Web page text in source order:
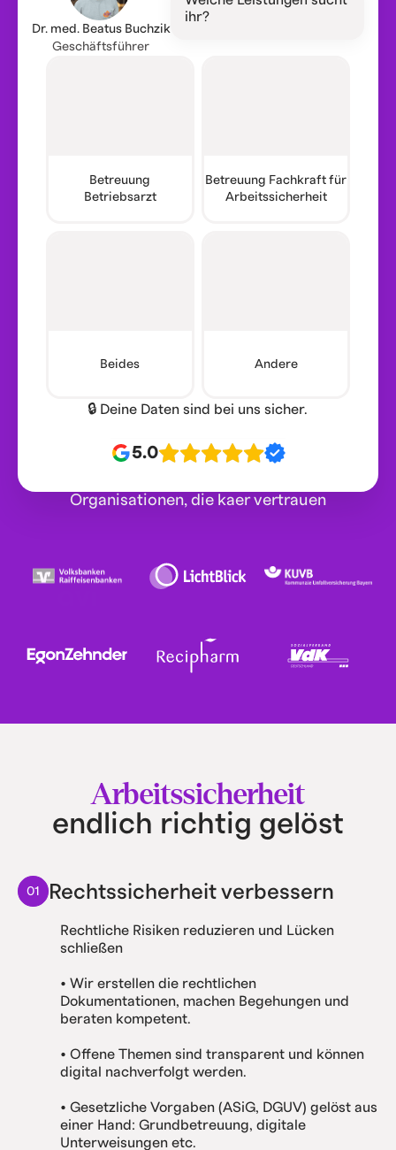
Dr. med. Beatus Buchzik
Geschäftsführer
ihr?
Betreuung
Betriebsarzt
Betreuung Fachkraft für
Arbeitssicherheit
Beides Andere
🔒 Deine Daten sind bei uns sicher.
5.0
Organisationen, die kaer vertrauen
Arbeitssicherheit
endlich richtig gelöst
01 Rechtssicherheit verbessern
Rechtliche Risiken reduzieren und Lücken
schließen
• Wir erstellen die rechtlichen
Dokumentationen, machen Begehungen und
beraten kompetent.
• Offene Themen sind transparent und können
digital nachverfolgt werden.
• Gesetzliche Vorgaben (ASiG, DGUV) gelöst aus
einer Hand: Grundbetreuung, digitale
Unterweisungen etc.